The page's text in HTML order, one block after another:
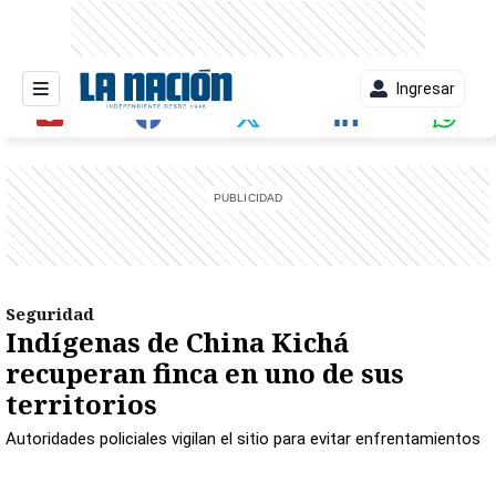
Ingresar
Seguridad
Indígenas de China Kichá
recuperan finca en uno de sus
territorios
Autoridades policiales vigilan el sitio para evitar enfrentamientos